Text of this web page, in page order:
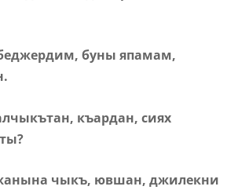
буны япамам,
къардан, сиях
чыкъ, ювшан, джилекни